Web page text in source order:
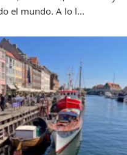
el mundo. A lo l...